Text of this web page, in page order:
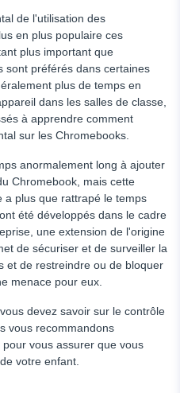
de l'utilisation des
en plus populaire ces
plus important que
sont préférés dans certaines
plus de temps en
dans les salles de classe,
à apprendre comment
sur les Chromebooks.
anormalement long à ajouter
Chromebook, mais cette
a plus que rattrapé le temps
été développés dans le cadre
une extension de l'origine
de sécuriser et de surveiller la
et de restreindre ou de bloquer
menace pour eux.
devez savoir sur le contrôle
vous recommandons
vous assurer que vous
votre enfant.